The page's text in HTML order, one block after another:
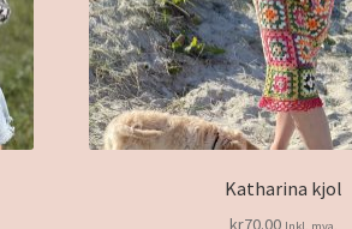
Katharina kjol
kr70.00 Inkl. mva.